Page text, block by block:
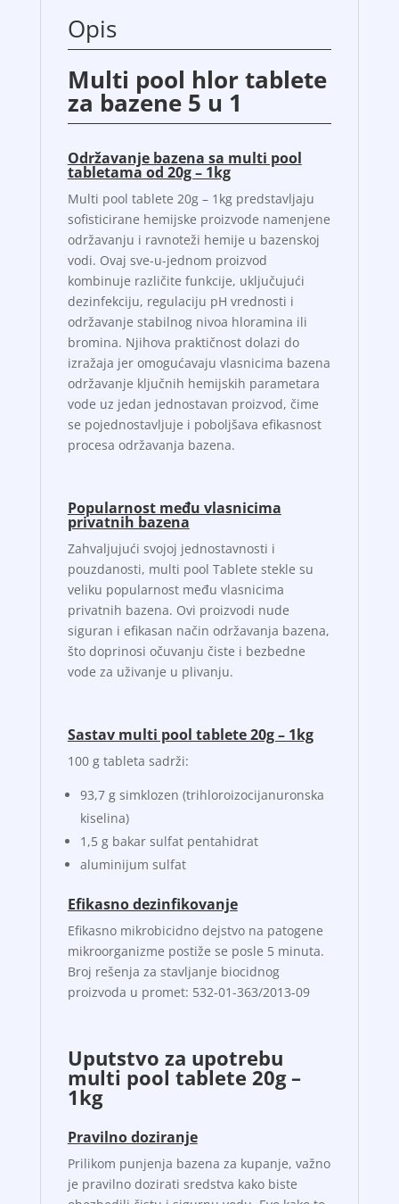
Opis
Multi pool hlor tablete
za bazene 5 u 1
Održavanje bazena sa multi pool
tabletama od 20g – 1kg
Multi pool tablete 20g – 1kg predstavljaju
sofisticirane hemijske proizvode namenjene
održavanju i ravnoteži hemije u bazenskoj
vodi. Ovaj sve-u-jednom proizvod
kombinuje različite funkcije, uključujući
dezinfekciju, regulaciju pH vrednosti i
održavanje stabilnog nivoa hloramina ili
bromina. Njihova praktičnost dolazi do
izražaja jer omogućavaju vlasnicima bazena
održavanje ključnih hemijskih parametara
vode uz jedan jednostavan proizvod, čime
se pojednostavljuje i poboljšava efikasnost
procesa održavanja bazena.
Popularnost među vlasnicima
privatnih bazena
Zahvaljujući svojoj jednostavnosti i
pouzdanosti, multi pool Tablete stekle su
veliku popularnost među vlasnicima
privatnih bazena. Ovi proizvodi nude
siguran i efikasan način održavanja bazena,
što doprinosi očuvanju čiste i bezbedne
vode za uživanje u plivanju.
Sastav multi pool tablete 20g – 1kg
100 g tableta sadrži:
93,7 g simklozen (trihloroizocijanuronska
kiselina)
1,5 g bakar sulfat pentahidrat
aluminijum sulfat
Efikasno dezinfikovanje
Efikasno mikrobicidno dejstvo na patogene
mikroorganizme postiže se posle 5 minuta.
Broj rešenja za stavljanje biocidnog
proizvoda u promet: 532-01-363/2013-09
Uputstvo za upotrebu
multi pool tablete 20g –
1kg
Pravilno doziranje
Prilikom punjenja bazena za kupanje, važno
je pravilno dozirati sredstva kako biste